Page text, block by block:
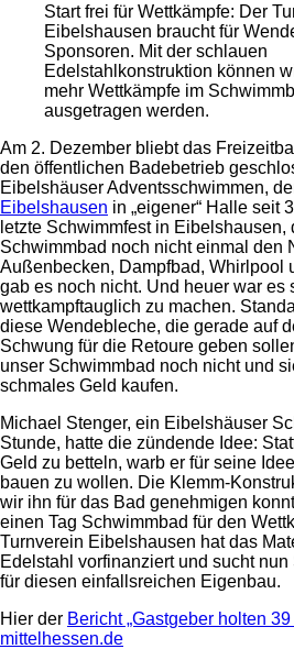
Start frei für Wettkämpfe: Der
Eibelshausen braucht für
Sponsoren. Mit der schlauen
Edelstahlkonstruktion können
mehr Wettkämpfe im
ausgetragen werden.
Am 2. Dezember bliebt das
den öffentlichen Badebetrieb
Eibelshäuser Adventsschwimmen,
Eibelshausen in „eigener“ Halle seit
letzte Schwimmfest in Eibelshausen,
Schwimmbad noch nicht einmal den
Außenbecken, Dampfbad, Whirlpool
gab es noch nicht. Und heuer war es
wettkampftauglich zu machen.
diese Wendebleche, die gerade auf
Schwung für die Retoure geben
unser Schwimmbad noch nicht und
schmales Geld kaufen.
Michael Stenger, ein Eibelshäuser
Stunde, hatte die zündende Idee:
Geld zu betteln, warb er für seine
bauen zu wollen. Die Klemm-
wir ihn für das Bad genehmigen
einen Tag Schwimmbad für den
Turnverein Eibelshausen hat das
Edelstahl vorfinanziert und sucht
für diesen einfallsreichen Eigenbau.
Hier der Bericht „Gastgeber holten
mittelhessen.de